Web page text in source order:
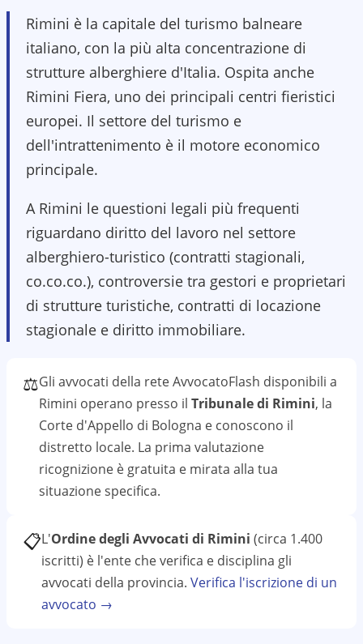
Rimini è la capitale del turismo balneare
italiano, con la più alta concentrazione di
strutture alberghiere d'Italia. Ospita anche
Rimini Fiera, uno dei principali centri fieristici
europei. Il settore del turismo e
dell'intrattenimento è il motore economico
principale.
A Rimini le questioni legali più frequenti
riguardano diritto del lavoro nel settore
alberghiero-turistico (contratti stagionali,
co.co.co.), controversie tra gestori e proprietari
di strutture turistiche, contratti di locazione
stagionale e diritto immobiliare.
⚖️Gli avvocati della rete AvvocatoFlash disponibili a
Rimini operano presso il Tribunale di Rimini, la
Corte d'Appello di Bologna e conoscono il
distretto locale. La prima valutazione
ricognizione è gratuita e mirata alla tua
situazione specifica.
📋L'Ordine degli Avvocati di Rimini (circa 1.400
iscritti) è l'ente che verifica e disciplina gli
avvocati della provincia. Verifica l'iscrizione di un
avvocato →